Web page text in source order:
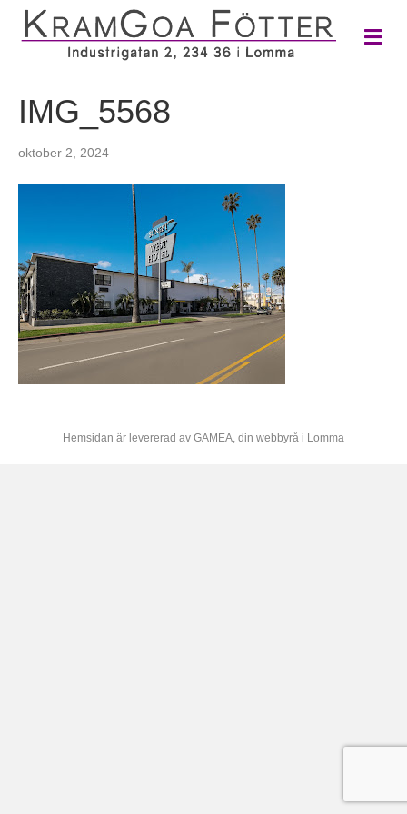
M
e
IMG_5568
oktober 2, 2024
Hemsidan är levererad av GAMEA, din webbyrå i Lomma